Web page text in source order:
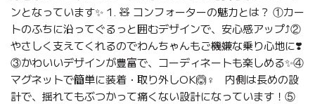
ンとなっています✨ 1. 🧸 コンフォーターの魅力とは？ ①カー
トのふちに沿ってぐるっと囲むデザインで、安心感アップ⤴️②
やさしく支えてくれるのでわんちゃんもご機嫌な乗り心地に❣️
③かわいいデザインが豊富で、コーディネートも楽しめる✨④
マグネットで簡単に装着・取り外しOK🙆♀️ 内側は長めの設
計で、揺れてもぶつかって痛くない設計になっています！⑤